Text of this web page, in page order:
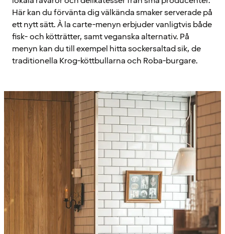
Här kan du förvänta dig välkända smaker serverade på
ett nytt sätt. À la carte-menyn erbjuder vanligtvis både
fisk- och kötträtter, samt veganska alternativ. På
menyn kan du till exempel hitta sockersaltad sik, de
traditionella Krog-köttbullarna och Roba-burgare.